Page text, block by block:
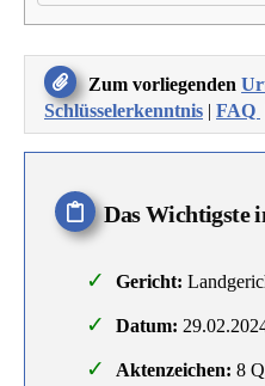
Zum vorliegenden
Schlüsselerkenntnis | FAQ
Das Wichtigste
Gericht:
Datum:
Aktenzeichen: 8